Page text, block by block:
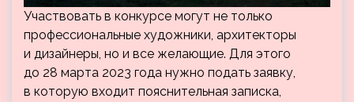
Участвовать в конкурсе могут не только
профессиональные художники, архитекторы
и дизайнеры, но и все желающие. Для этого
до 28 марта 2023 года нужно подать заявку,
в которую входит пояснительная записка,